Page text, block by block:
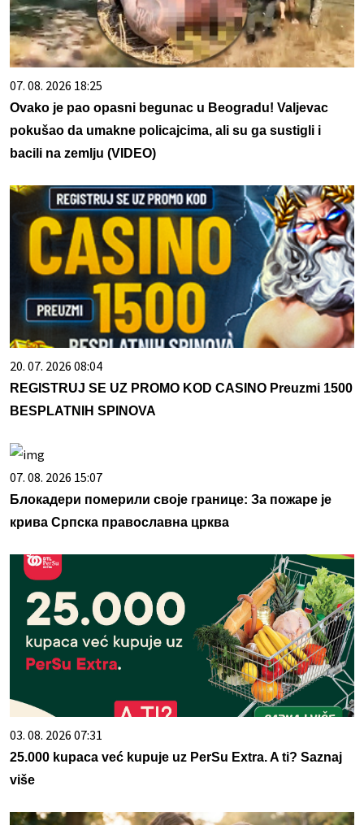
07. 08. 2026 18:25
Ovako je pao opasni begunac u Beogradu! Valjevac
pokušao da umakne policajcima, ali su ga sustigli i
bacili na zemlju (VIDEO)
20. 07. 2026 08:04
REGISTRUJ SE UZ PROMO KOD CASINO Preuzmi 1500
BESPLATNIH SPINOVA
07. 08. 2026 15:07
Блокадери померили своје границе: За пожаре је
крива Српска православна црква
03. 08. 2026 07:31
25.000 kupaca već kupuje uz PerSu Extra. A ti? Saznaj
više